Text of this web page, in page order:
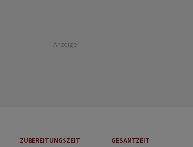
Anzeige
ZUBEREITUNGSZEIT GESAMTZEIT